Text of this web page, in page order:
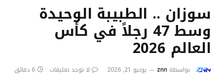
سوزان .. الطبيبة الوحيدة
وسط 47 رجلاً في كأس
العالم 2026
بواسطة znn يونيو 21, 2026 لا توجد تعليقات 6 دقائق